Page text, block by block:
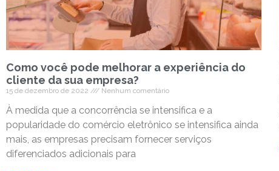
Como você pode melhorar a experiência do
cliente da sua empresa?
15 de dezembro de 2022 Nenhum comentário
À medida que a concorrência se intensifica e a
popularidade do comércio eletrônico se intensifica ainda
mais, as empresas precisam fornecer serviços
diferenciados adicionais para